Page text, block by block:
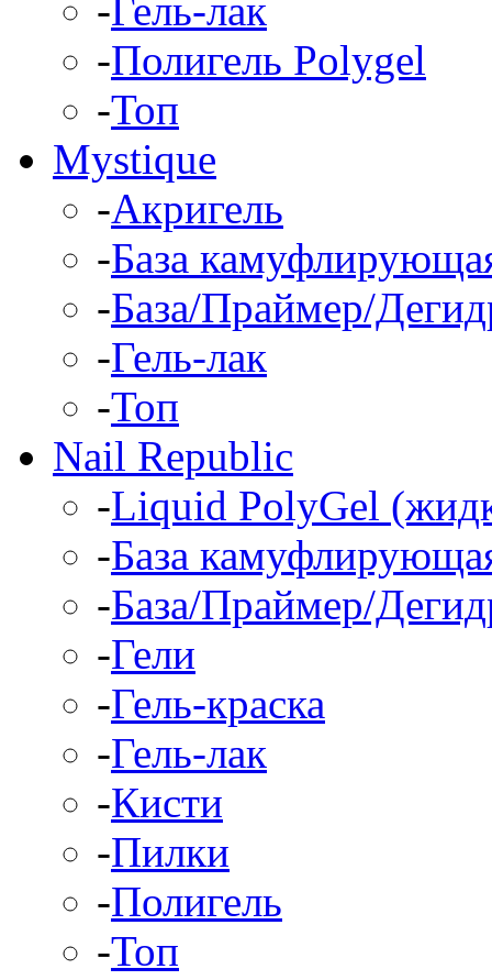
-Гель-лак
-Полигель Polygel
-Топ
Mystique
-Акригель
-База
-База/Праймер/
-Гель-лак
-Топ
Nail Republic
-Liquid PolyGel
-База
-База/Праймер/
-Гели
-Гель-краска
-Гель-лак
-Кисти
-Пилки
-Полигель
-Топ